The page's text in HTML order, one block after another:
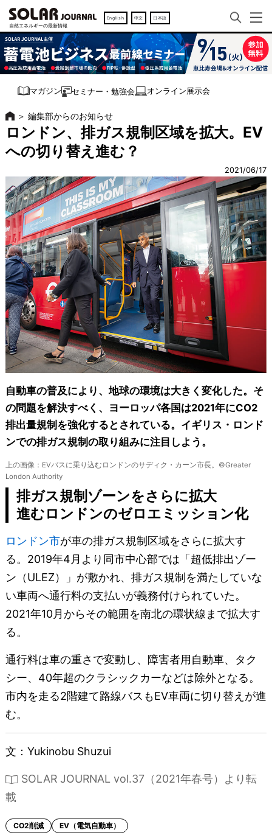
English 中文 日本語
マガジン セミナー・勉強会 オンライン展示会
＞ 編集部からのお知らせ
ロンドン、排ガス規制区域を拡大。EV
への切り替え進む？
2021/06/17
自動車の普及により、地球の環境は大きく変化した。そ
の問題を解決すべく、ヨーロッパ各国は2021年にCO2
排出量規制を強化するとされている。イギリス・ロンド
ンでの排ガス規制の取り組みに注目しよう。
上の画像：EVバスに乗り込むロンドンのサディク・カーン市長。©Greater
London Authority
排ガス規制ゾーンをさらに拡大
進むロンドンのゼロエミッション化
ロンドン市が車の排ガス規制区域をさらに拡大す
る。2019年4月より同市中心部では「超低排出ゾー
ン（ULEZ）」が敷かれ、排ガス規制を満たしていな
い車両へ通行料の支払いが義務付けられていた。
2021年10月からその範囲を南北の環状線まで拡大す
る。
通行料は車の重さで変動し、障害者用自動車、タク
シー、40年超のクラシックカーなどは除外となる。
市内を走る2階建て路線バスもEV車両に切り替えが進
む。
文：Yukinobu Shuzui
SOLAR JOURNAL vol.37（2021年春号）より転
載
CO2削減 EV（電気自動車）